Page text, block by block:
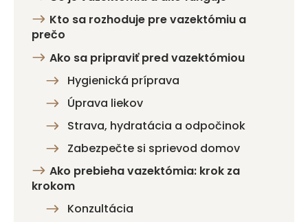
Kto sa rozhoduje pre vazektómiu a
prečo
Ako sa pripraviť pred vazektómiou
Hygienická príprava
Úprava liekov
Strava, hydratácia a odpočinok
Zabezpečte si sprievod domov
Ako prebieha vazektómia: krok za
krokom
Konzultácia